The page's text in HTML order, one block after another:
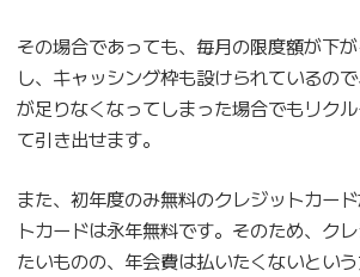
その場合であっても、毎月の限度額が下
し、キャッシング枠も設けられているの
が足りなくなってしまった場合でもリク
て引き出せます。
また、初年度のみ無料のクレジットカー
トカードは永年無料です。そのため、ク
たいものの、年会費は払いたくないとい